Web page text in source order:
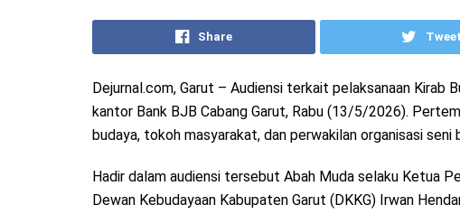
Share Tweet
Dejurnal.com, Garut – Audiensi terkait pelaksanaan Kirab
kantor Bank BJB Cabang Garut, Rabu (13/5/2026).
budaya, tokoh masyarakat, dan perwakilan organisasi seni
Hadir dalam audiensi tersebut Abah Muda selaku Ketua
Dewan Kebudayaan Kabupaten Garut (DKKG) Irwan